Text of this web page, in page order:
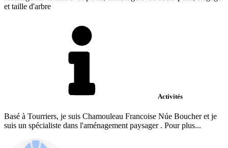
et taille d'arbre
Activités
Basé à Tourriers, je suis Chamouleau Francoise Núe Boucher et je
suis un spécialiste dans l'aménagement paysager . Pour plus...